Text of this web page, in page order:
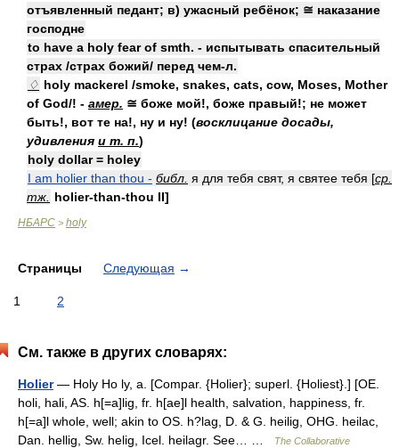
отъявленный педант; в) ужасный ребёнок; ≅ наказание
господне
to have a holy fear of smth. - испытывать спасительный
страх /страх божий/ перед чем-л.
♢ holy mackerel /smoke, snakes, cats, cow, Moses, Mother
of God/! - амер. ≅ боже мой!, боже правый!; не может
быть!, вот те на!, ну и ну! (восклицание досады,
удивления и т. п.)
holy dollar = holey
I am holier than thou - библ. я для тебя свят, я святее тебя [ср.
тж.
holier-than-thou II]
НБАРС > holy
Страницы Следующая →
1 2
См. также в других словарях:
Holier— Holy Ho ly, a. [Compar. {Holier}; superl. {Holiest}.] [OE.
holi, hali, AS. h[=a]lig, fr. h[ae]l health, salvation, happiness, fr.
h[=a]l whole, well; akin to OS. h?lag, D. & G. heilig, OHG. heilac,
Dan. hellig, Sw. helig, Icel. heilagr. See… …
The Collaborative